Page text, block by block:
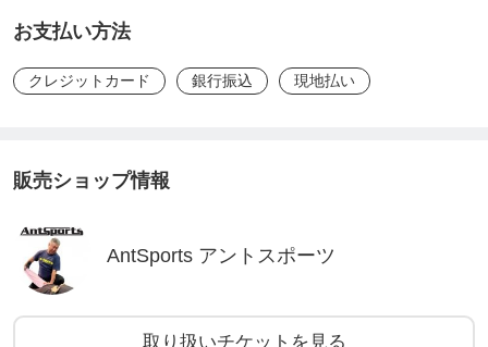
お支払い方法
クレジットカード 銀行振込 現地払い
販売ショップ情報
AntSports アントスポーツ
取り扱いチケットを見る